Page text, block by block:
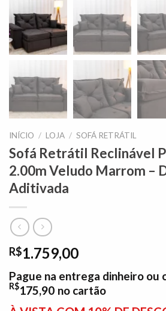
INÍCIO / LOJA / SOFÁ RETRÁTIL
Sofá Retrátil Reclinável
2.00m Veludo Marrom –
Aditivada
R$1.759,00
Pague na entrega dinheiro ou
R$175,90 no cartão